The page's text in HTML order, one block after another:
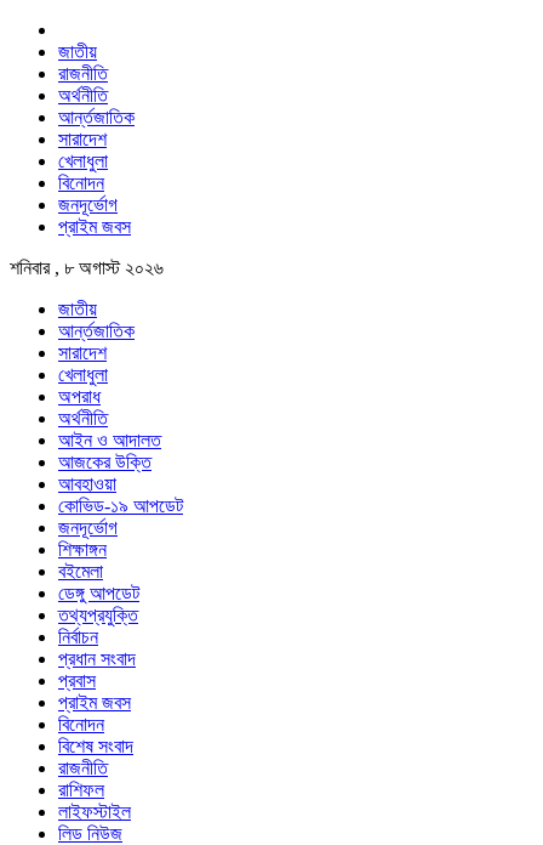
জাতীয়
রাজনীতি
অর্থনীতি
আর্ন্তজাতিক
সারাদেশ
খেলাধুলা
বিনোদন
জনদূর্ভোগ
প্রাইম জবস
শনিবার , ৮ অগাস্ট ২০২৬
জাতীয়
আর্ন্তজাতিক
সারাদেশ
খেলাধুলা
অপরাধ
অর্থনীতি
আইন ও আদালত
আজকের উক্তি
আবহাওয়া
কোভিড-১৯ আপডেট
জনদূর্ভোগ
শিক্ষাঙ্গন
বইমেলা
ডেঙ্গু আপডেট
তথ্যপ্রযুক্তি
নির্বাচন
প্রধান সংবাদ
প্রবাস
প্রাইম জবস
বিনোদন
বিশেষ সংবাদ
রাজনীতি
রাশিফল
লাইফস্টাইল
লিড নিউজ